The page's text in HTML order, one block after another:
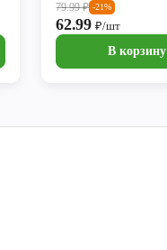
79.99₽ -21%
62.99₽/шт
В корзину